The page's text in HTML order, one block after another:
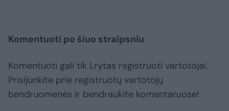
Komentuoti po šiuo straipsniu
Komentuoti gali tik Lrytas registruoti vartotojai.
Prisijunkite prie registruotų vartotojų
bendruomenės ir bendraukite komentaruose!